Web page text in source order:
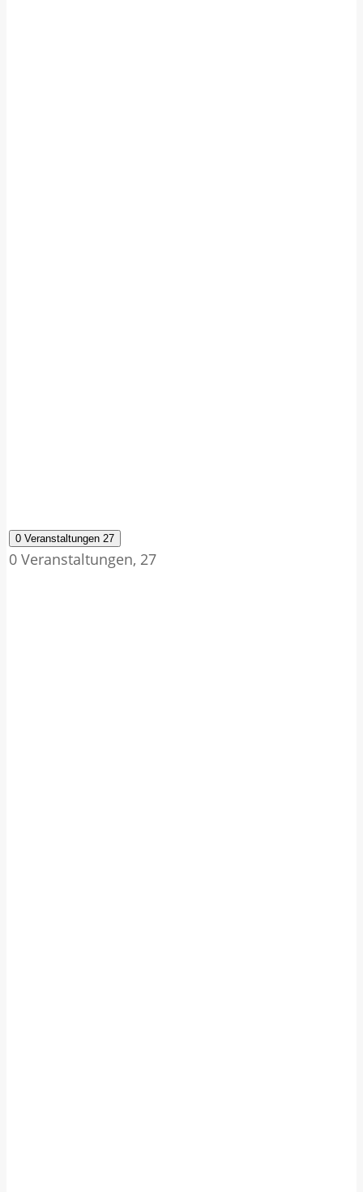
0 Veranstaltungen 27
0 Veranstaltungen, 27